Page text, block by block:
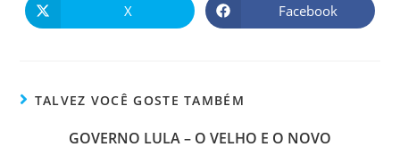
X Facebook
TALVEZ VOCÊ GOSTE TAMBÉM
GOVERNO LULA – O VELHO E O NOVO